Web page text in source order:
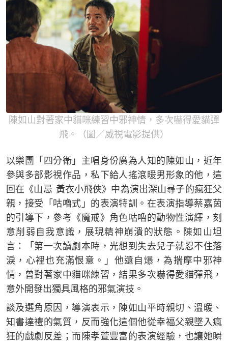
陳如山對著家中貓咪練習中邪神情，多次嚇得愛貓彈
飛。（圖／威視電影提供）
以樂團「四分衛」主唱身份廣為人知的陳如山，近年
參與多部影視作品，私下給人搖滾暖男形象的他，這
回在《山忌 黃衣小飛俠》中為演出深山尋子的瘋狂父
親，接受「咕嚕式」的表演特訓。在表演指導蔡嘉茵
的引導下，參考《魔戒》角色咕嚕的動物性演繹，刻
意削弱自我意識，展現精神崩潰的狀態。陳如山坦
言：「第一次讀劇本時，光想到失去兒子就忍不住落
淚，心裡也充滿恨意。」他還自爆，為揣摩中邪神
情，曾對著家中貓咪練習，結果多次嚇得愛貓彈飛，
意外開發出獨具風格的邪氣演技。
談及選角原因，導演表示，陳如山平時親切、溫暖、
知書達禮的氣質，反而強化這個他從幸福父親墜入瘋
狂的戲劇反差；而陳孝萱豐富的表演經驗，也讓她瞬